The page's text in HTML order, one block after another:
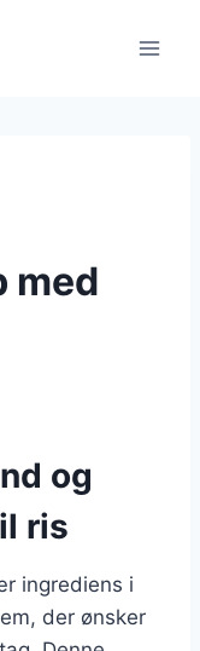
med
og
ris
ingrediens i
der ønsker